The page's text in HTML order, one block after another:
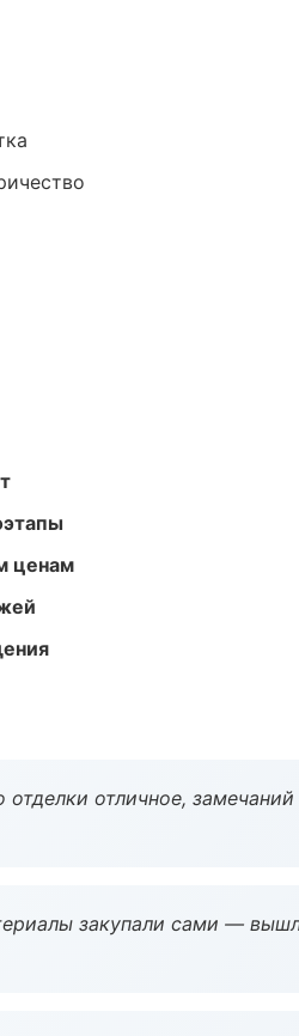
ценам
отделки отличное,
закупали сами —